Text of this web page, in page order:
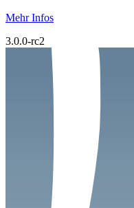
Mehr Infos
3.0.0-rc2